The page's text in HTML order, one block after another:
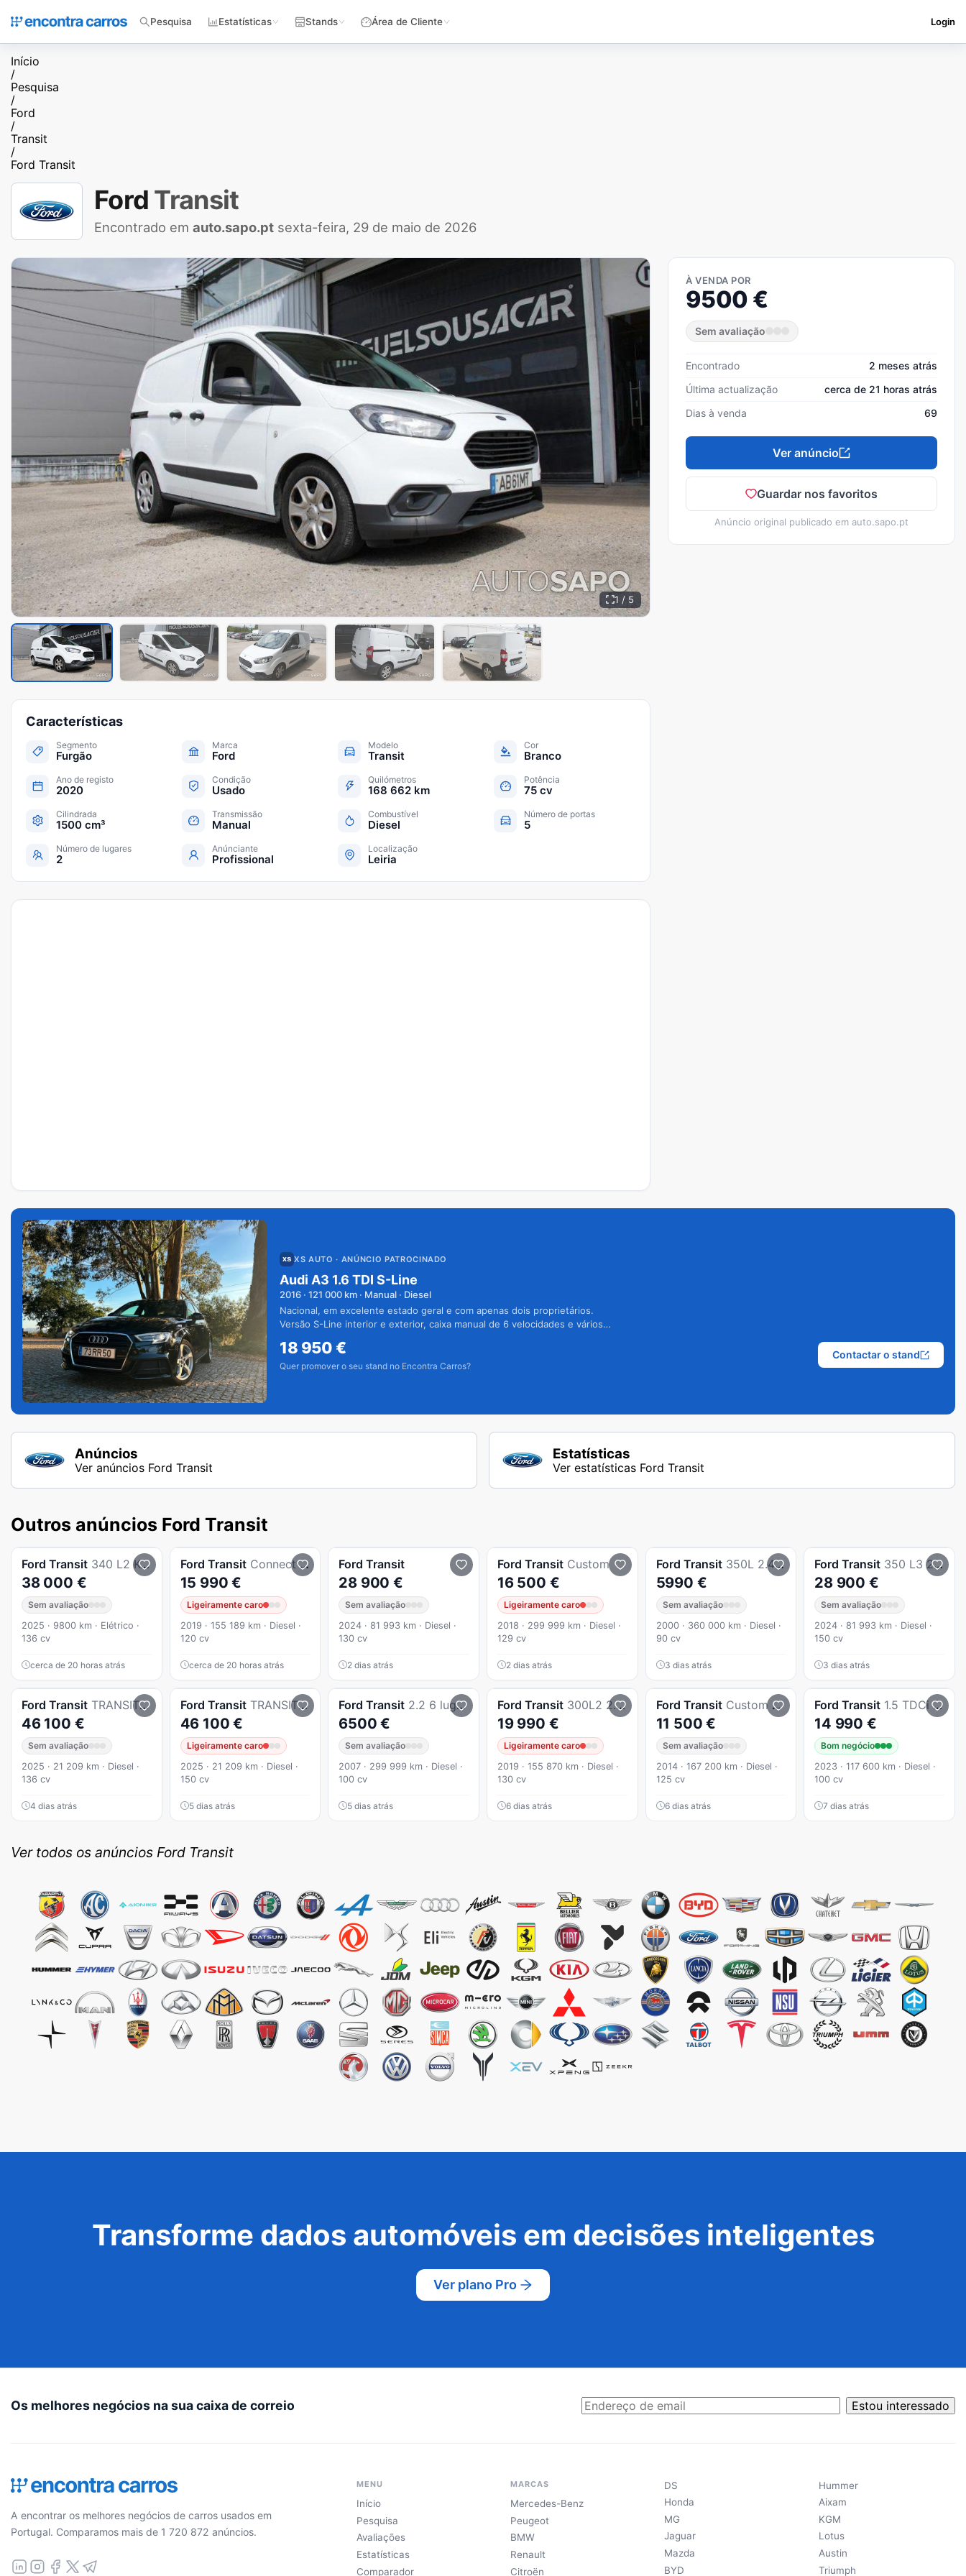
Pesquisa Estatísticas Stands Área de Cliente Login
Início
/
Pesquisa
/
Ford
/
Transit
/
Ford Transit
Ford Transit
Encontrado em auto.sapo.pt sexta-feira, 29 de maio de 2026
1 / 5
À VENDA POR
9500 €
Sem avaliação
Encontrado
2 meses atrás
Última actualização
cerca de 21 horas atrás
Dias à venda
69
Ver anúncio
Guardar nos favoritos
Anúncio original publicado em auto.sapo.pt
Características
Segmento
Furgão
Marca
Ford
Modelo
Transit
Cor
Branco
Ano de registo
2020
Condição
Usado
Quilómetros
168 662 km
Potência
75 cv
Cilindrada
1500 cm³
Transmissão
Manual
Combustível
Diesel
Número de portas
5
Número de lugares
2
Anúnciante
Profissional
Localização
Leiria
XS AUTO · ANÚNCIO PATROCINADO
Audi A3 1.6 TDI S-Line
2016 · 121 000 km · Manual · Diesel
Nacional, em excelente estado geral e com apenas dois proprietários.
Versão S-Line interior e exterior, caixa manual de 6 velocidades e vários
18 950€
Quer promover o seu stand no Encontra Carros?
Contactar o stand
Anúncios
Ver anúncios Ford Transit
Estatísticas
Ver estatísticas Ford Transit
Outros anúncios Ford Transit
Ford Transit 340 L2 Kombi Trend BEV 83kWh
38 000 €
Sem avaliação
2025 · 9800 km · Elétrico ·
136 cv
cerca de 20 horas atrás
Ford Transit Connect 1.5 TDCi 230 L2 Trend
15 990 €
Ligeiramente caro
2019 · 155 189 km · Diesel ·
120 cv
cerca de 20 horas atrás
Ford Transit
28 900 €
Sem avaliação
2024 · 81 993 km · Diesel ·
130 cv
2 dias atrás
Ford Transit Custom
16 500 €
Ligeiramente caro
2018 · 299 999 km · Diesel ·
129 cv
2 dias atrás
Ford Transit 350L 2.4 TDdi TM
5990 €
Sem avaliação
2000 · 360 000 km · Diesel ·
90 cv
3 dias atrás
Ford Transit 350 L3 2.0 TDCi H2 Trend
28 900 €
Sem avaliação
2024 · 81 993 km · Diesel ·
150 cv
3 dias atrás
Ford Transit TRANSIT CUSTOM KOMBI 320 L2 2.0 EcoBlue Trend
46 100 €
Sem avaliação
2025 · 21 209 km · Diesel ·
136 cv
4 dias atrás
Ford Transit TRANSIT CUSTOM KOMBI 320 L2 2.0 EcoBlue Trend
46 100 €
Ligeiramente caro
2025 · 21 209 km · Diesel ·
150 cv
5 dias atrás
Ford Transit 2.2 6 lugares
6500 €
Sem avaliação
2007 · 299 999 km · Diesel ·
100 cv
5 dias atrás
Ford Transit 300L2 2.0 TDCi
19 990 €
Ligeiramente caro
2019 · 155 870 km · Diesel ·
130 cv
6 dias atrás
Ford Transit Custom 2.2 TDCi H1-T.Normal
11 500 €
Sem avaliação
2014 · 167 200 km · Diesel ·
125 cv
6 dias atrás
Ford Transit 1.5 TDCi L2 Limited
14 990 €
Bom negócio
2023 · 117 600 km · Diesel ·
100 cv
7 dias atrás
Ver todos os anúncios Ford Transit
Transforme dados automóveis em decisões inteligentes
Ver plano Pro
Os melhores negócios na sua caixa de correio Estou interessado
A encontrar os melhores negócios de carros usados em
Portugal. Comparamos mais de 1 720 872 anúncios.
MENU
Início
Pesquisa
Avaliações
Estatísticas
Comparador
MARCAS
Mercedes-Benz
Peugeot
BMW
Renault
Citroën
DS
Honda
MG
Jaguar
Mazda
BYD
Hummer
Aixam
KGM
Lotus
Austin
Triumph